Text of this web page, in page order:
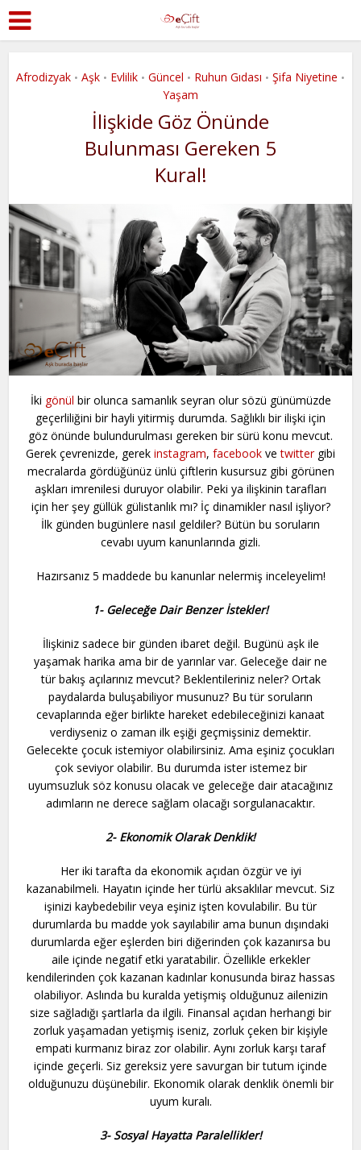
Afrodizyak • Aşk • Evlilik • Güncel • Ruhun Gıdası • Şifa Niyetine •
Yaşam
İlişkide Göz Önünde
Bulunması Gereken 5
Kural!
İki gönül bir olunca samanlık seyran olur sözü günümüzde
geçerliliğini bir hayli yitirmiş durumda. Sağlıklı bir ilişki için
göz önünde bulundurulması gereken bir sürü konu mevcut.
Gerek çevrenizde, gerek instagram, facebook vetwittergibi
mecralarda gördüğünüz ünlü çiftlerin kusursuz gibi görünen
aşkları imrenilesi duruyor olabilir. Peki ya ilişkinin tarafları
için her şey güllük gülistanlık mı? İç dinamikler nasıl işliyor?
İlk günden bugünlere nasıl geldiler? Bütün bu soruların
cevabı uyum kanunlarında gizli.
Hazırsanız 5 maddede bu kanunlar nelermiş inceleyelim!
1- Geleceğe Dair Benzer İstekler!
İlişkiniz sadece bir günden ibaret değil. Bugünü aşk ile
yaşamak harika ama bir de yarınlar var. Geleceğe dair ne
tür bakış açılarınız mevcut? Beklentileriniz neler? Ortak
paydalarda buluşabiliyor musunuz? Bu tür soruların
cevaplarında eğer birlikte hareket edebileceğinizi kanaat
verdiyseniz o zaman ilk eşiği geçmişsiniz demektir.
Gelecekte çocuk istemiyor olabilirsiniz. Ama eşiniz çocukları
çok seviyor olabilir. Bu durumda ister istemez bir
uyumsuzluk söz konusu olacak ve geleceğe dair atacağınız
adımların ne derece sağlam olacağı sorgulanacaktır.
2- Ekonomik Olarak Denklik!
Her iki tarafta da ekonomik açıdan özgür ve iyi
kazanabilmeli. Hayatın içinde her türlü aksaklılar mevcut. Siz
işinizi kaybedebilir veya eşiniz işten kovulabilir. Bu tür
durumlarda bu madde yok sayılabilir ama bunun dışındaki
durumlarda eğer eşlerden biri diğerinden çok kazanırsa bu
aile içinde negatif etki yaratabilir. Özellikle erkekler
kendilerinden çok kazanan kadınlar konusunda biraz hassas
olabiliyor. Aslında bu kuralda yetişmiş olduğunuz ailenizin
size sağladığı şartlarla da ilgili. Finansal açıdan herhangi bir
zorluk yaşamadan yetişmiş iseniz, zorluk çeken bir kişiyle
empati kurmanız biraz zor olabilir. Aynı zorluk karşı taraf
içinde geçerli. Siz gereksiz yere savurgan bir tutum içinde
olduğunuzu düşünebilir. Ekonomik olarak denklik önemli bir
uyum kuralı.
3- Sosyal Hayatta Paralellikler!